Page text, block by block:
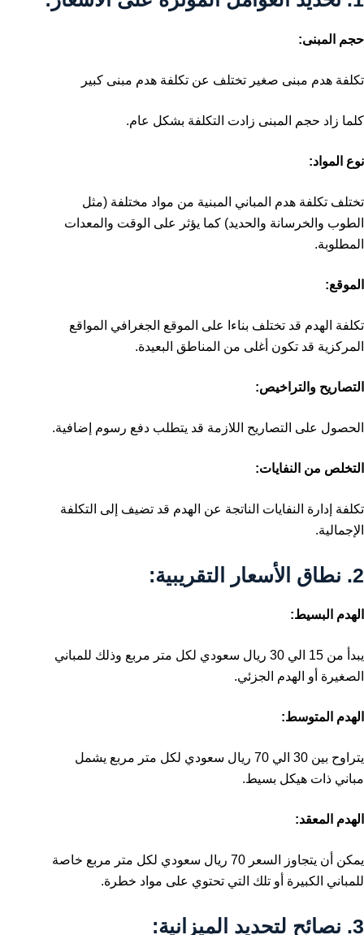
حجم المبنى:
تكلفة هدم مبنى صغير تختلف عن تكلفة هدم مبنى كبير
كلما زاد حجم المبنى زادت التكلفة بشكل عام.
نوع المواد:
تختلف تكلفة هدم المباني المبنية من مواد مختلفة (مثل
الطوب والخرسانة والحديد) كما يؤثر على الوقت والمعدات
المطلوبة.
الموقع:
تكلفة الهدم قد تختلف بناءا على الموقع الجغرافي المواقع
المركزية قد تكون أغلى من المناطق البعيدة.
التصاريح والتراخيص:
الحصول على التصاريح اللازمة قد يتطلب دفع رسوم إضافية.
التخلص من النفايات:
تكلفة إدارة النفايات الناتجة عن الهدم قد تضيف إلى التكلفة
الإجمالية.
2. نطاق الأسعار التقريبية:
الهدم البسيط:
يبدأ من 15 الي 30 ريال سعودي لكل متر مربع وذلك للمباني
الصغيرة أو الهدم الجزئي.
الهدم المتوسط:
يتراوح بين 30 الي 70 ريال سعودي لكل متر مربع يشمل
مباني ذات هيكل بسيط.
الهدم المعقد:
يمكن أن يتجاوز السعر 70 ريال سعودي لكل متر مربع خاصة
للمباني الكبيرة أو تلك التي تحتوي على مواد خطرة.
3. نصائح لتحديد الميزانية: